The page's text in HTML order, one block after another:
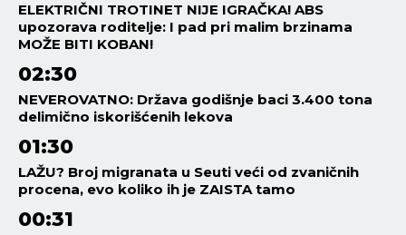
ELEKTRIČNI TROTINET NIJE IGRAČKA! ABS
upozorava roditelje: I pad pri malim brzinama
MOŽE BITI KOBAN!
02:30
NEVEROVATNO: Država godišnje baci 3.400 tona
delimično iskorišćenih lekova
01:30
LAŽU? Broj migranata u Seuti veći od zvaničnih
procena, evo koliko ih je ZAISTA tamo
00:31